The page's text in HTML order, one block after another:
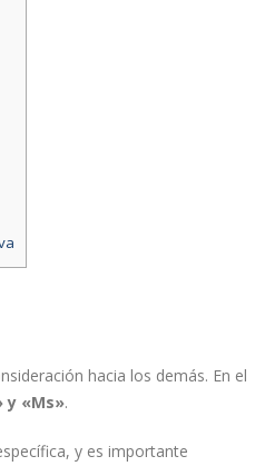
hacia los demás. En el
y «Ms».
y es importante